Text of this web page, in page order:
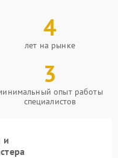
4
лет на рынке
3
опыт работы
специалистов
и